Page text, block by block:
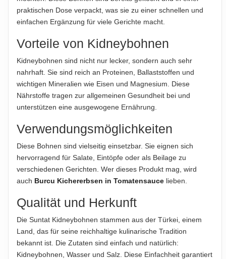
HINWEIS
Für die vorstehenden Angaben wird keine Haftung
ABTROPFGEWICHT
240g
Suntat Gıda Sanayi ve Ticaret A.Ş., İzmir, Türkiye
IMPORTEUR
Suntat GmbH, Siemensstraße 5, 70825 Korntal-Münchingen,
Deutschland
Hinweis zur Haftung: Für die vorstehenden Angaben wird keine Haftung
übernommen. Bitte prüfen Sie die Angaben auf der jeweiligen
Produktverpackung; nur diese sind verbindlich.
praktischen Dose verpackt, was sie zu einer schnellen und
einfachen Ergänzung für viele Gerichte macht.
Vorteile von Kidneybohnen
Kidneybohnen sind nicht nur lecker, sondern auch sehr
nahrhaft. Sie sind reich an Proteinen, Ballaststoffen und
wichtigen Mineralien wie Eisen und Magnesium. Diese
Nährstoffe tragen zur allgemeinen Gesundheit bei und
unterstützen eine ausgewogene Ernährung.
Verwendungsmöglichkeiten
Diese Bohnen sind vielseitig einsetzbar. Sie eignen sich
hervorragend für Salate, Eintöpfe oder als Beilage zu
verschiedenen Gerichten. Wer dieses Produkt mag, wird
auch Burcu Kichererbsen in Tomatensauce lieben.
Qualität und Herkunft
Die Suntat Kidneybohnen stammen aus der Türkei, einem
Land, das für seine reichhaltige kulinarische Tradition
bekannt ist. Die Zutaten sind einfach und natürlich:
Kidneybohnen, Wasser und Salz. Diese Einfachheit garantiert